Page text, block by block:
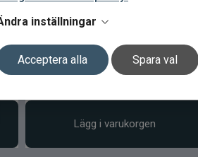
inställningar
Acceptera alla Spara val
Owner STN-36BC Tub Krok stl
Lägg i varukorgen